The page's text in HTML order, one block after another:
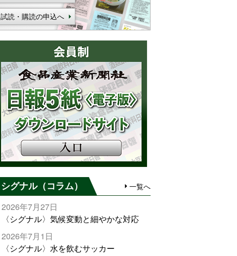
試読・購読の申込へ
シグナル（コラム） 一覧へ
2026年7月27日
〈シグナル〉気候変動と細やかな対応
2026年7月1日
〈シグナル〉水を飲むサッカー